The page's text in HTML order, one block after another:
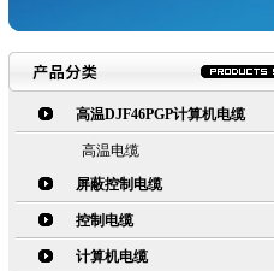
高温DJF46PGP计算机电缆
高温电缆
屏蔽控制电缆
控制电缆
计算机电缆